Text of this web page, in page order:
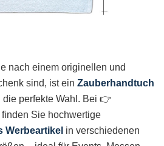
nach einem originellen und
sind, ist ein Zauberhandtuch
die perfekte Wahl. Bei 👉
finden Sie hochwertige
Werbeartikel in verschiedenen